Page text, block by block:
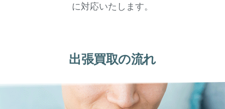
に対応いたします。
出張買取の流れ